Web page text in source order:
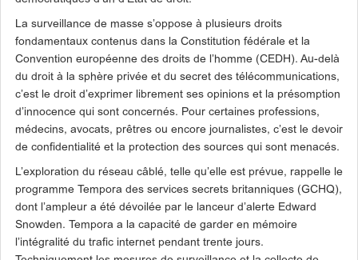
La surveillance de masse s’oppose à plusieurs droits
fondamentaux contenus dans la Constitution fédérale et la
Convention européenne des droits de l’homme (CEDH). Au-delà
du droit à la sphère privée et du secret des télécommunications,
c’est le droit d’exprimer librement ses opinions et la présomption
d’innocence qui sont concernés. Pour certaines professions,
médecins, avocats, prêtres ou encore journalistes, c’est le devoir
de confidentialité et la protection des sources qui sont menacés.
L’exploration du réseau câblé, telle qu’elle est prévue, rappelle le
programme Tempora des services secrets britanniques (GCHQ),
dont l’ampleur a été dévoilée par le lanceur d’alerte Edward
Snowden. Tempora a la capacité de garder en mémoire
l’intégralité du trafic internet pendant trente jours.